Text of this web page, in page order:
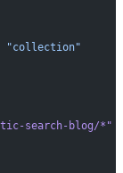
"collection"
search-blog/*"